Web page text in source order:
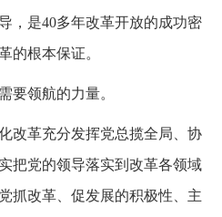
，是40多年改革开放的成功密
的根本保证。
要领航的力量。
改革充分发挥党总揽全局、协
把党的领导落实到改革各领域
抓改革、促发展的积极性、主